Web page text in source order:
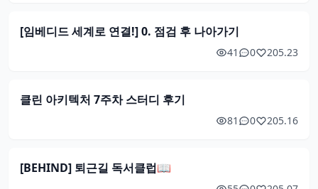
[임베디드 세계로 연결!] 0. 점검 후 나아가기
41 0 205.23
클린 아키텍처 7주차 스터디 후기
81 0 205.16
[BEHIND] 퇴근길 독서클럽📖